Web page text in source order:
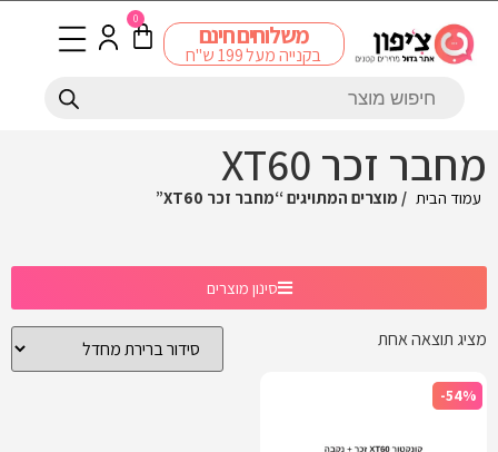
משלוחים חינם
בקנייה מעל 199 ש"ח
0
מחבר זכר XT60
עמוד הבית / מוצרים המתויגים “מחבר זכר XT60”
סינון מוצרים
מציג תוצאה אחת
-54%